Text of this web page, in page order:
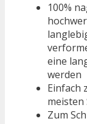
100%
eine
werden
Einfach
meisten
Zum